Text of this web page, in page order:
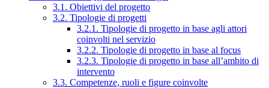
3.1. Obiettivi del progetto
3.2. Tipologie di progetti
3.2.1. Tipologie di progetto in base agli attori
coinvolti nel servizio
3.2.2. Tipologie di progetto in base al focus
3.2.3. Tipologie di progetto in base all’ambito di
intervento
3.3. Competenze, ruoli e figure coinvolte